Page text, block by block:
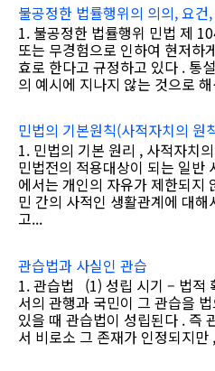
불공정한 법률행위의 의의, 요
1. 불공정한 법률행위 민법 제
또는 무경험으로 인하여 현저하
효로 한다고 규정하고 있다 . 통
의 예시에 지나지 않는 것으로
민법의 기본원칙(사적자치의 원
1. 민법의 기본 원리 , 사적자치
민법전의 적용대상이 되는 일반
에서는 개인의 자유가 제한되지
민 간의 사적인 생활관계에 대
고...
관습법과 사실인 관습
1. 관습법 (1) 성립 시기 – 법적
서의 관행과 국민이 그 관습을
있을 때 관습법이 성립된다 . 즉
서 비로소 그 존재가 인정되지만